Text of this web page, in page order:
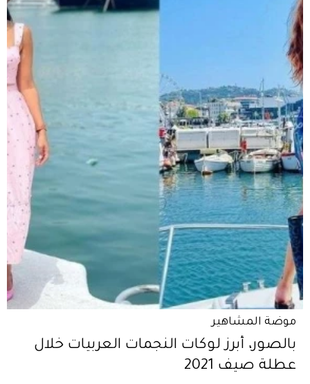
موضة المشاهير
بالصور، أبرز لوكات النجمات العربيات خلال
عطلة صيف 2021